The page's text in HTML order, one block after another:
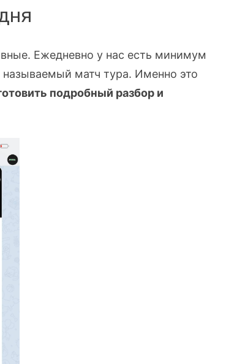
Ежедневно у нас есть минимум
называемый матч тура. Именно это
подробный разбор и